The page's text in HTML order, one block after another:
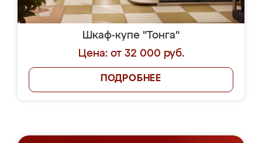
Шкаф-купе "Тонга"
Цена: от 32 000 руб.
ПОДРОБНЕЕ